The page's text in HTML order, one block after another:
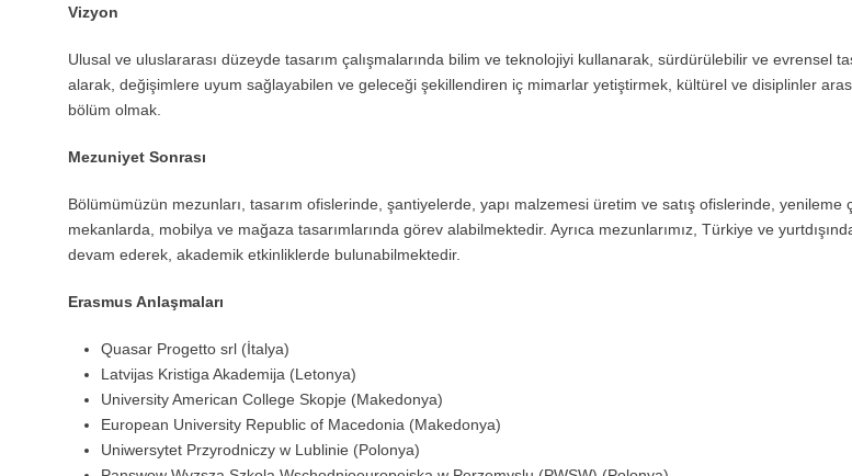
Vizyon
Ulusal ve uluslararası düzeyde tasarım çalışmalarında bilim ve teknolojiyi kullanarak, sürdürülebilir ve evrensel
alarak, değişimlere uyum sağlayabilen ve geleceği şekillendiren iç mimarlar yetiştirmek, kültürel ve disiplinler
bölüm olmak.
Mezuniyet Sonrası
Bölümümüzün mezunları, tasarım ofislerinde, şantiyelerde, yapı malzemesi üretim ve satış ofislerinde, yenileme
mekanlarda, mobilya ve mağaza tasarımlarında görev alabilmektedir. Ayrıca mezunlarımız, Türkiye ve
devam ederek, akademik etkinliklerde bulunabilmektedir.
Erasmus Anlaşmaları
Quasar Progetto srl (İtalya)
Latvijas Kristiga Akademija (Letonya)
University American College Skopje (Makedonya)
European University Republic of Macedonia (Makedonya)
Uniwersytet Przyrodniczy w Lublinie (Polonya)